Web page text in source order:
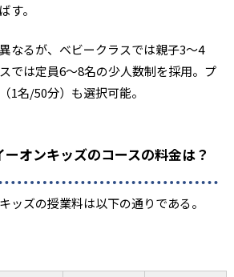
す。
なるが、ベビークラスでは親子3～4
では定員6～8名の少人数制を採用。プ
1名/50分）も選択可能。
オンキッズのコースの料金は？
ッズの授業料は以下の通りである。